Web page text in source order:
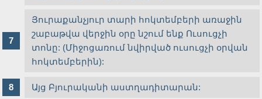
Յուրաքանչյուր տարի հոկտեմբերի առաջին
շաբաթվա վերջին օրը նշում ենք Ուսուցչի
տոնը: (Միջոցառում նվիրված ուսուցչի օրվան
հոկտեմբերին):
Այց Բյուրականի աստղադիտարան: